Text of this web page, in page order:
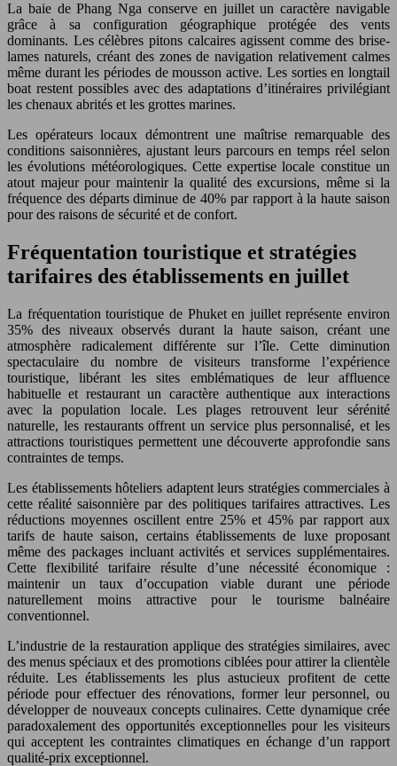
La baie de Phang Nga conserve en juillet un caractère navigable
grâce à sa configuration géographique protégée des vents
dominants. Les célèbres pitons calcaires agissent comme des brise-
lames naturels, créant des zones de navigation relativement calmes
même durant les périodes de mousson active. Les sorties en longtail
boat restent possibles avec des adaptations d’itinéraires privilégiant
les chenaux abrités et les grottes marines.
Les opérateurs locaux démontrent une maîtrise remarquable des
conditions saisonnières, ajustant leurs parcours en temps réel selon
les évolutions météorologiques. Cette expertise locale constitue un
atout majeur pour maintenir la qualité des excursions, même si la
fréquence des départs diminue de 40% par rapport à la haute saison
pour des raisons de sécurité et de confort.
Fréquentation touristique et stratégies
tarifaires des établissements en juillet
La fréquentation touristique de Phuket en juillet représente environ
35% des niveaux observés durant la haute saison, créant une
atmosphère radicalement différente sur l’île. Cette diminution
spectaculaire du nombre de visiteurs transforme l’expérience
touristique, libérant les sites emblématiques de leur affluence
habituelle et restaurant un caractère authentique aux interactions
avec la population locale. Les plages retrouvent leur sérénité
naturelle, les restaurants offrent un service plus personnalisé, et les
attractions touristiques permettent une découverte approfondie sans
contraintes de temps.
Les établissements hôteliers adaptent leurs stratégies commerciales à
cette réalité saisonnière par des politiques tarifaires attractives. Les
réductions moyennes oscillent entre 25% et 45% par rapport aux
tarifs de haute saison, certains établissements de luxe proposant
même des packages incluant activités et services supplémentaires.
Cette flexibilité tarifaire résulte d’une nécessité économique :
maintenir un taux d’occupation viable durant une période
naturellement moins attractive pour le tourisme balnéaire
conventionnel.
L’industrie de la restauration applique des stratégies similaires, avec
des menus spéciaux et des promotions ciblées pour attirer la clientèle
réduite. Les établissements les plus astucieux profitent de cette
période pour effectuer des rénovations, former leur personnel, ou
développer de nouveaux concepts culinaires. Cette dynamique crée
paradoxalement des opportunités exceptionnelles pour les visiteurs
qui acceptent les contraintes climatiques en échange d’un rapport
qualité-prix exceptionnel.